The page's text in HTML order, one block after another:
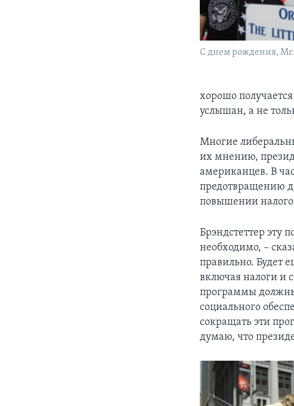
С днем рождения,
хорошо
услышан, а не
Многие
их мнению,
американцев. В
предотвращению
повышении
Брэндстеттер эту
необходимо, –
правильно. Будет
включая налоги и
программы
социального
сокращать эти
думаю, что